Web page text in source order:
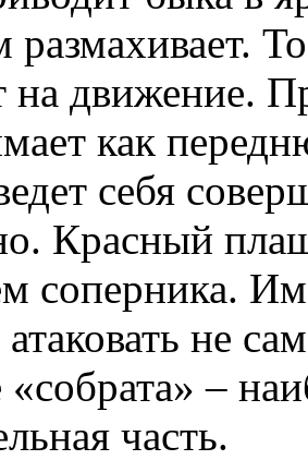
размахивает.
на движение.
как
себя
Красный
соперника.
атаковать не
–
часть.